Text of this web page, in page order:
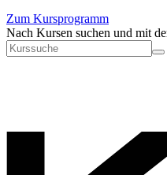
Zum Kursprogramm
Nach Kursen suchen und mit